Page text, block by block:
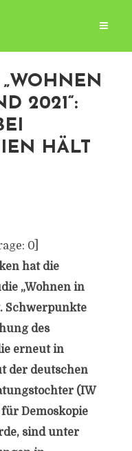
2021“:
HÄLT
0]
hat die
„Wohnen in
Schwerpunkte
des
erneut in
der deutschen
(IW
Demoskopie
sind unter